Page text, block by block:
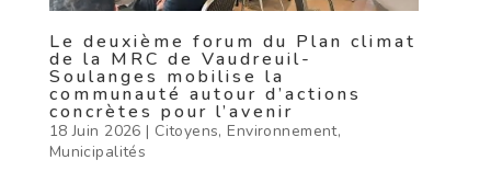
Le deuxième forum du Plan climat
de la MRC de Vaudreuil-
Soulanges mobilise la
communauté autour d’actions
concrètes pour l’avenir
18 Juin 2026 | Citoyens,Environnement,
Municipalités